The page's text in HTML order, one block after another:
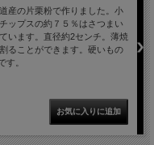
産の片栗粉で作りました。小
ップスの約７５％はさつまい
います。直径約2センチ。薄焼
ることができます。硬いもの
す。